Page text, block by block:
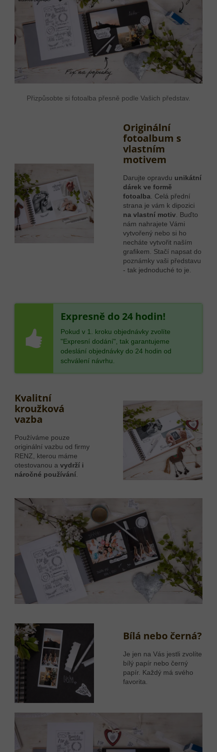
Přizpůsobte si fotoalba přesně podle Vašich představ.
Originální
fotoalbum s
vlastním
motivem
Darujte opravdu unikátní
dárek ve formě
fotoalba . Celá přední
strana je vám k dipozici
na vlastní motiv . Buďto
nám nahrajete Vámi
vytvořený nebo si ho
necháte vytvořit naším
grafikem. Stačí napsat do
poznámky vaši představu
- tak jednoduché to je.
Expresně do 24 hodin!
Pokud v 1. kroku objednávky zvolíte
"Expresní dodání", tak garantujeme
odeslání objednávky do 24 hodin od
schválení návrhu.
Kvalitní
kroužková
vazba
Používáme pouze
originální vazbu od firmy
RENZ, kterou máme
otestovanou a vydrží i
náročné používání
Bílá nebo černá?
Je jen na Vás jestli zvolíte
bílý papír nebo černý
papír. Každý má svého
favorita.